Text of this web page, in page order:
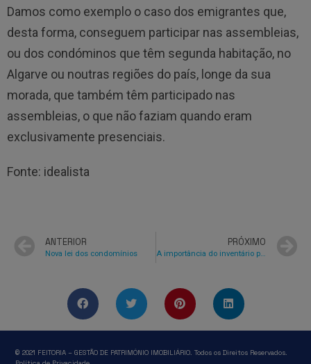
Damos como exemplo o caso dos emigrantes que,
desta forma, conseguem participar nas assembleias,
ou dos condóminos que têm segunda habitação, no
Algarve ou noutras regiões do país, longe da sua
morada, que também têm participado nas
assembleias, o que não faziam quando eram
exclusivamente presenciais.
Fonte: idealista
ANTERIOR
Nova lei dos condomínios
PRÓXIMO
A importância do inventário patrimonial
© 2021 FEITORIA – GESTÃO DE PATRIMÓNIO IMOBILIÁRIO. Todos os Direitos Reservados.